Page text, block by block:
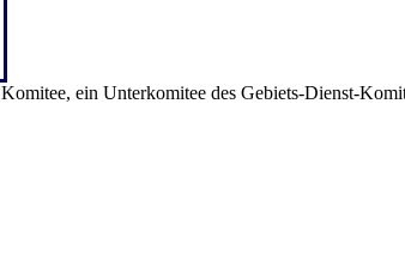
ein Unterkomitee des Gebiets-Dienst-